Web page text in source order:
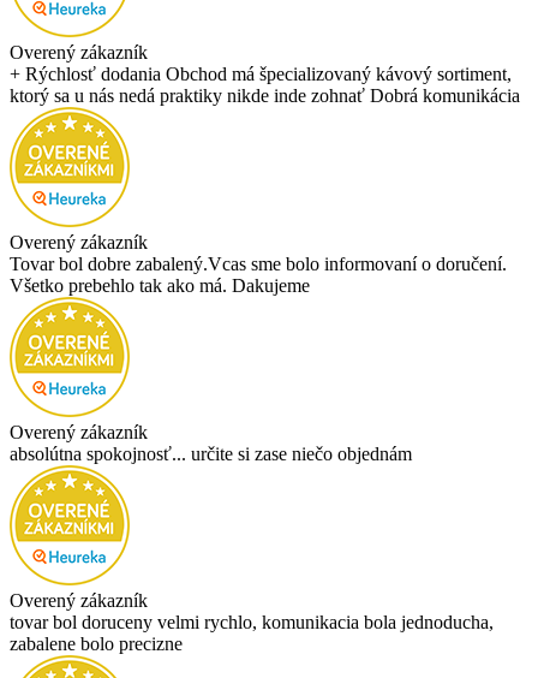
Overený zákazník
+ Rýchlosť dodania Obchod má špecializovaný kávový sortiment,
ktorý sa u nás nedá praktiky nikde inde zohnať Dobrá komunikácia
Overený zákazník
Tovar bol dobre zabalený.Vcas sme bolo informovaní o doručení.
Všetko prebehlo tak ako má. Dakujeme
Overený zákazník
absolútna spokojnosť... určite si zase niečo objednám
Overený zákazník
tovar bol doruceny velmi rychlo, komunikacia bola jednoducha,
zabalene bolo precizne